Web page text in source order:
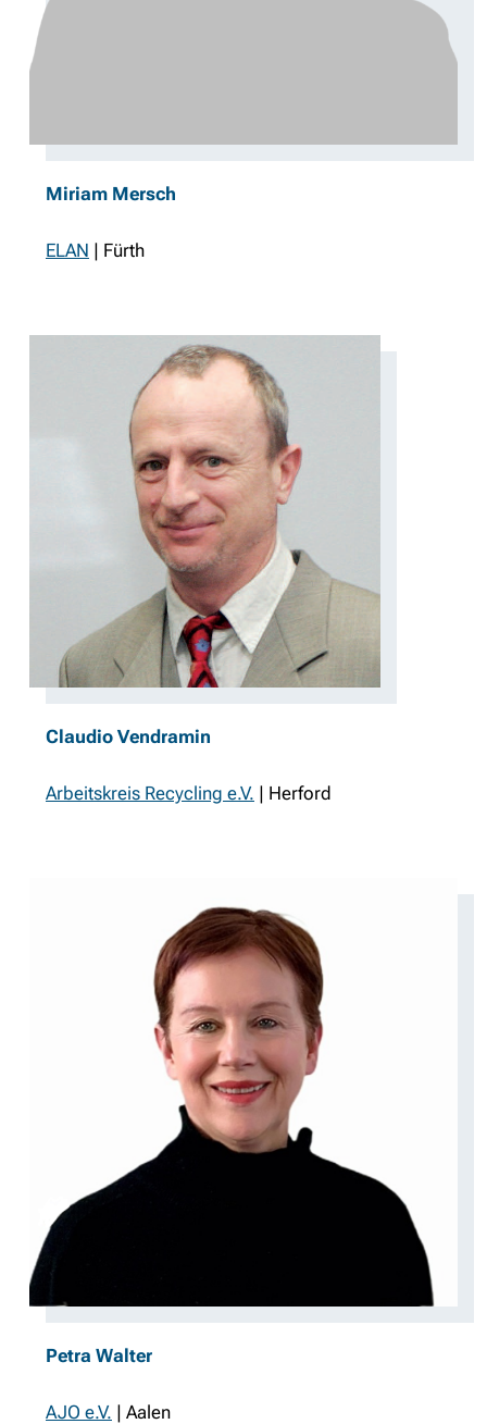
Miriam Mersch
ELAN | Fürth
Claudio Vendramin
Arbeitskreis Recycling e.V. | Herford
Petra Walter
AJO e.V. | Aalen